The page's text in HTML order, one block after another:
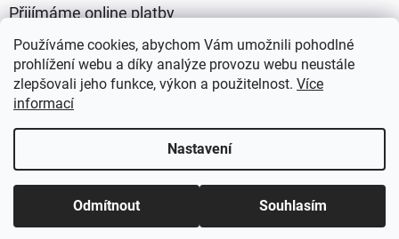
Používáme cookies, abychom Vám umožnili pohodlné
prohlížení webu a díky analýze provozu webu neustále
zlepšovali jeho funkce, výkon a použitelnost. Více
informací
Nastavení
Odmítnout Souhlasím
Přijímáme online platby
HEMA Dobruška s.r.o.
Upravit nastavení cookies